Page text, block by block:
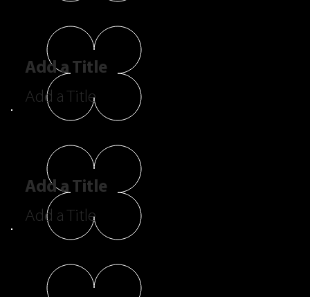
Add a Title
Add a Title
Add a Title
Add a Title